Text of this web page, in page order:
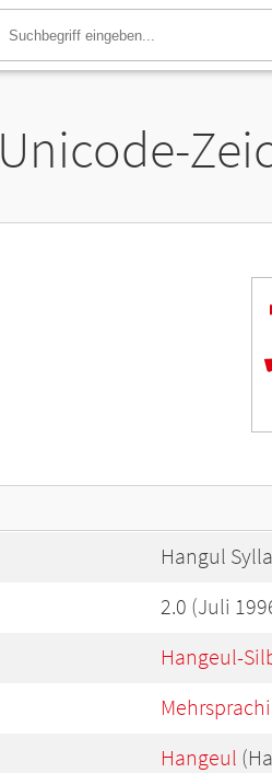
Unicode-
Hangul
2.0 (Juli
Hangeul-
Hangeul